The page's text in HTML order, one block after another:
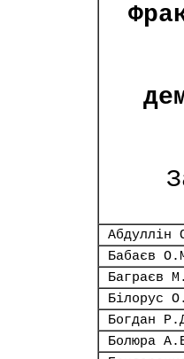
Абдуллін
Бабаєв
Баграєв
Білорус
Богдан
Болюра